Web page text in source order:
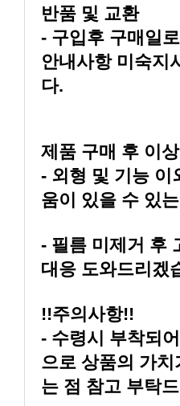
반품 및 교환
다.
제품 구매 후 이
움이 있을 수 있
대응 도와드리겠
!!주의사항!!
는 점 참고 부탁